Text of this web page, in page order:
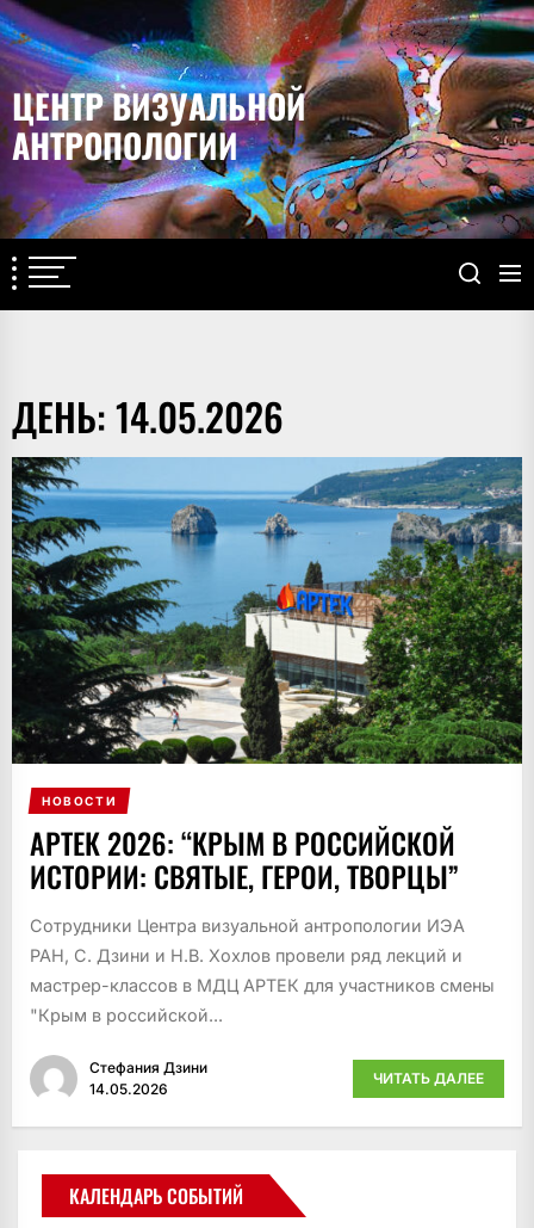
Перейти
к
содержимому
ЦЕНТР ВИЗУАЛЬНОЙ
АНТРОПОЛОГИИ
ДЕНЬ:14.05.2026
НОВОСТИ
АРТЕК 2026: “КРЫМ В РОССИЙСКОЙ
ИСТОРИИ: СВЯТЫЕ, ГЕРОИ, ТВОРЦЫ”
Сотрудники Центра визуальной антропологии ИЭА
РАН, С. Дзини и Н.В. Хохлов провели ряд лекций и
мастрер-классов в МДЦ АРТЕК для участников смены
"Крым в российской...
Стефания Дзини
14.05.2026
ЧИТАТЬ ДАЛЕЕ
КАЛЕНДАРЬ СОБЫТИЙ